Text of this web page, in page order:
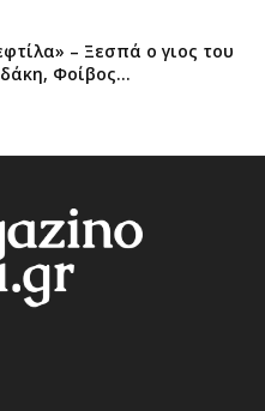
– Ξεσπά ο γιος του
Φοίβος...